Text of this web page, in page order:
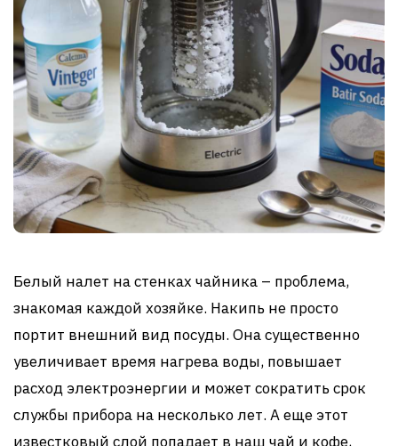
Белый налет на стенках чайника – проблема,
знакомая каждой хозяйке. Накипь не просто
портит внешний вид посуды. Она существенно
увеличивает время нагрева воды, повышает
расход электроэнергии и может сократить срок
службы прибора на несколько лет. А еще этот
известковый слой попадает в наш чай и кофе,